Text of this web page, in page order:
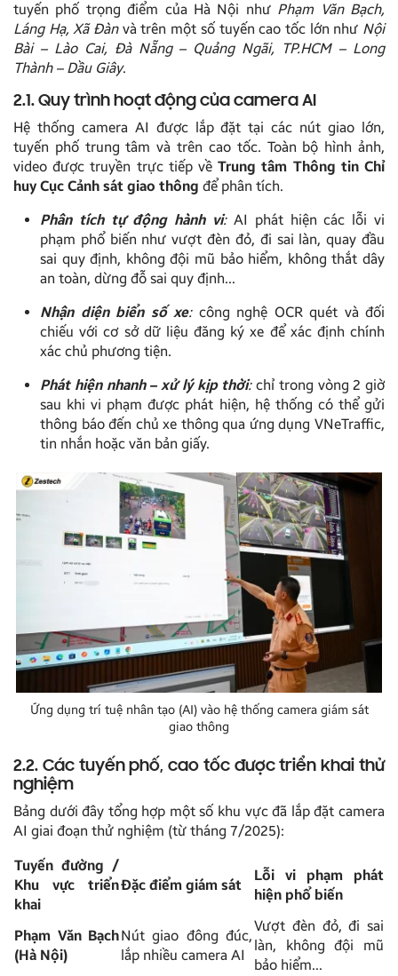
tuyến phố trọng điểm của Hà Nội như Phạm Văn Bạch,
Láng Hạ, Xã Đàn và trên một số tuyến cao tốc lớn như Nội
Bài – Lào Cai, Đà Nẵng – Quảng Ngãi, TP.HCM – Long
Thành – Dầu Giây.
2.1. Quy trình hoạt động của camera AI
Hệ thống camera AI được lắp đặt tại các nút giao lớn,
tuyến phố trung tâm và trên cao tốc. Toàn bộ hình ảnh,
video được truyền trực tiếp vềTrung tâm Thông tin Chỉ
huy Cục Cảnh sát giao thông để phân tích.
Phân tích tự động hành vi:AI phát hiện các lỗi vi
phạm phổ biến như vượt đèn đỏ, đi sai làn, quay đầu
sai quy định, không đội mũ bảo hiểm, không thắt dây
an toàn, dừng đỗ sai quy định…
Nhận diện biển số xe:công nghệ OCR quét và đối
chiếu với cơ sở dữ liệu đăng ký xe để xác định chính
xác chủ phương tiện.
Phát hiện nhanh – xử lý kịp thời:chỉ trong vòng 2 giờ
sau khi vi phạm được phát hiện, hệ thống có thể gửi
thông báo đến chủ xe thông qua ứng dụng VNeTraffic,
tin nhắn hoặc văn bản giấy.
Ứng dụng trí tuệ nhân tạo (AI) vào hệ thống camera giám sát
giao thông
2.2. Các tuyến phố, cao tốc được triển khai thử
nghiệm
Bảng dưới đây tổng hợp một số khu vực đã lắp đặt camera
AI giai đoạn thử nghiệm (từ tháng 7/2025):
Tuyến đường /
Khu vực triển
khai
Đặc điểm giám sát
Lỗi vi phạm phát
hiện phổ biến
Phạm Văn Bạch
(Hà Nội)
Nút giao đông đúc,
lắp nhiều camera AI
Vượt đèn đỏ, đi sai
làn, không đội mũ
bảo hiểm…